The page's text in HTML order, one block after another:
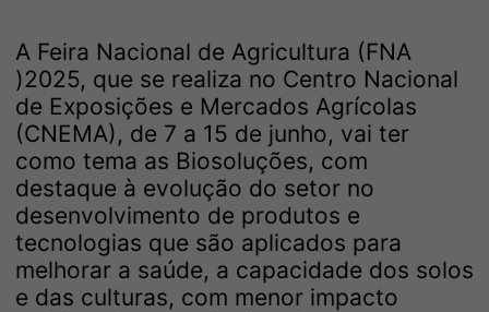
A Feira Nacional de Agricultura (FNA
)2025, que se realiza no Centro Nacional
de Exposições e Mercados Agrícolas
(CNEMA), de 7 a 15 de junho, vai ter
como tema as Biosoluções, com
destaque à evolução do setor no
desenvolvimento de produtos e
tecnologias que são aplicados para
melhorar a saúde, a capacidade dos solos
e das culturas, com menor impacto